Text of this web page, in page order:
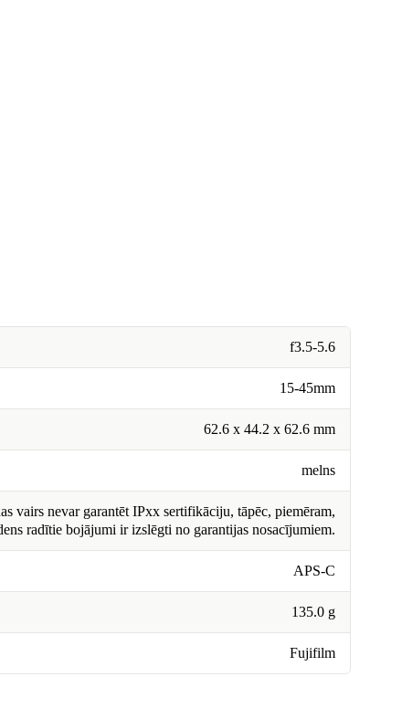
f3.5-5.6
15-45mm
62.6 x 44.2 x 62.6 mm
melns
vairs nevar garantēt IPxx sertifikāciju, tāpēc, piemēram,
radītie bojājumi ir izslēgti no garantijas nosacījumiem.
APS-C
135.0 g
Fujifilm